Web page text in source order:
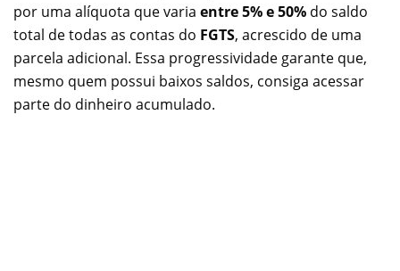
por uma alíquota que varia entre 5% e 50% do saldo
total de todas as contas do FGTS, acrescido de uma
parcela adicional. Essa progressividade garante que,
mesmo quem possui baixos saldos, consiga acessar
parte do dinheiro acumulado.